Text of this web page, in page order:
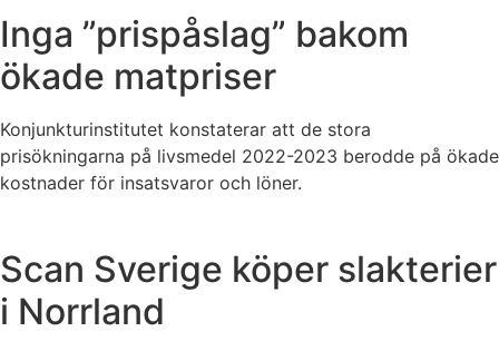
Inga ”prispåslag” bakom
ökade matpriser
Konjunkturinstitutet konstaterar att de stora
prisökningarna på livsmedel 2022-2023 berodde på ökade
kostnader för insatsvaror och löner.
Scan Sverige köper slakterier
i Norrland